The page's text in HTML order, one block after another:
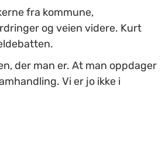
fra kommune,
og veien videre. Kurt
der man er. At man oppdager
Vi er jo ikke i